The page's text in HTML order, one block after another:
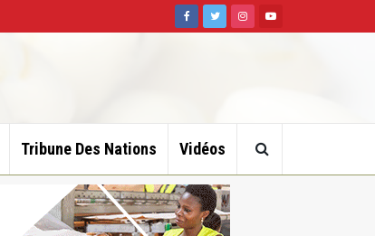
Tribune Des Nations Vidéos